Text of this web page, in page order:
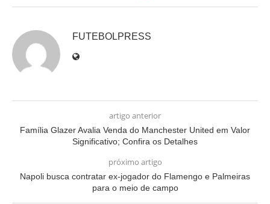
FUTEBOLPRESS
artigo anterior
Família Glazer Avalia Venda do Manchester United em Valor
Significativo; Confira os Detalhes
próximo artigo
Napoli busca contratar ex-jogador do Flamengo e Palmeiras
para o meio de campo